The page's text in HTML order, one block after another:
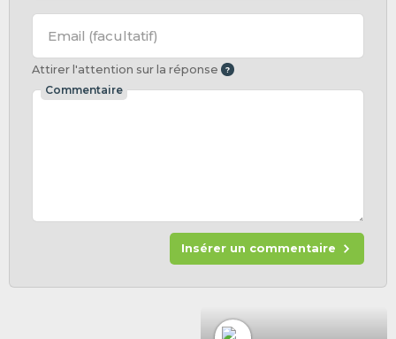
Email (facultatif)
Attirer l'attention sur la réponse
Commentaire
Insérer un commentaire